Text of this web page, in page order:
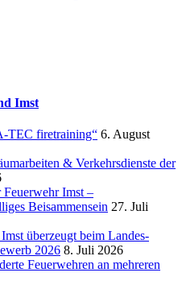
Imst
TEC firetraining“ 6. August
& Verkehrsdienste der
Feuerwehr Imst –
Beisammensein 27. Juli
überzeugt beim Landes-
2026 8. Juli 2026
Feuerwehren an mehreren